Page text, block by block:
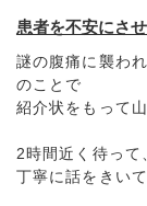
患者を不安にさ
謎の腹痛に襲わ
のことで
紹介状をもって
2時間近く待って
丁寧に話をきい